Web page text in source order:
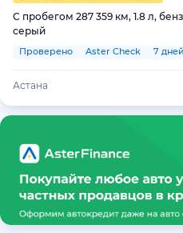
С пробегом 287 359 км, 1.8 л,
серый
Проверено Aster Check 7
Астана